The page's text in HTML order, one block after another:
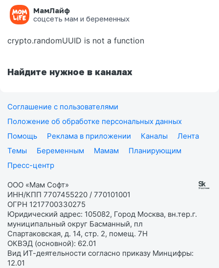
МамЛайф
соцсеть мам и беременных
Ошибка на странице
crypto.randomUUID is not a function
Найдите нужное в каналах
Соглашение с пользователями
Положение об обработке персональных данных
Помощь
Реклама в приложении Каналы
Лента
Темы
Беременным Мамам
Планирующим
Пресс-центр
ООО «Мам Софт»
ИНН/КПП 7707455220 / 770101001
ОГРН 1217700330275
Юридический адрес: 105082, Город Москва, вн.тер.г.
муниципальный округ Басманный, пл
Спартаковская, д. 14, стр. 2, помещ. 7Н
ОКВЭД (основной): 62.01
Вид ИТ-деятельности согласно приказу Минцифры:
12.01